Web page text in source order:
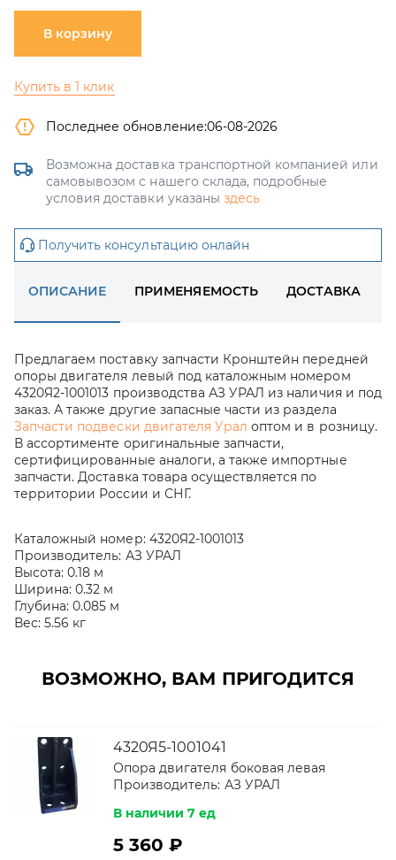
В корзину
Купить в 1 клик
Последнее обновление:06-08-2026
Возможна доставка транспортной компанией или
самовывозом с нашего склада, подробные
условия доставки указаны здесь
Получить консультацию онлайн
ОПИСАНИЕ ПРИМЕНЯЕМОСТЬ ДОСТАВКА
Предлагаем поставку запчасти Кронштейн передней
опоры двигателя левый под каталожным номером
4320Я2-1001013 производства АЗ УРАЛ из наличия и под
заказ. А также другие запасные части из раздела
Запчасти подвески двигателя Урал оптом и в розницу.
В ассортименте оригинальные запчасти,
сертифицированные аналоги, а также импортные
запчасти. Доставка товара осуществляется по
территории России и СНГ.
Каталожный номер: 4320Я2-1001013
Производитель: АЗ УРАЛ
Высота: 0.18 м
Ширина: 0.32 м
Глубина: 0.085 м
Вес: 5.56 кг
ВОЗМОЖНО, ВАМ ПРИГОДИТСЯ
4320Я5-1001041
Опора двигателя боковая левая
Производитель: АЗ УРАЛ
В наличии 7 ед
5 360 ₽